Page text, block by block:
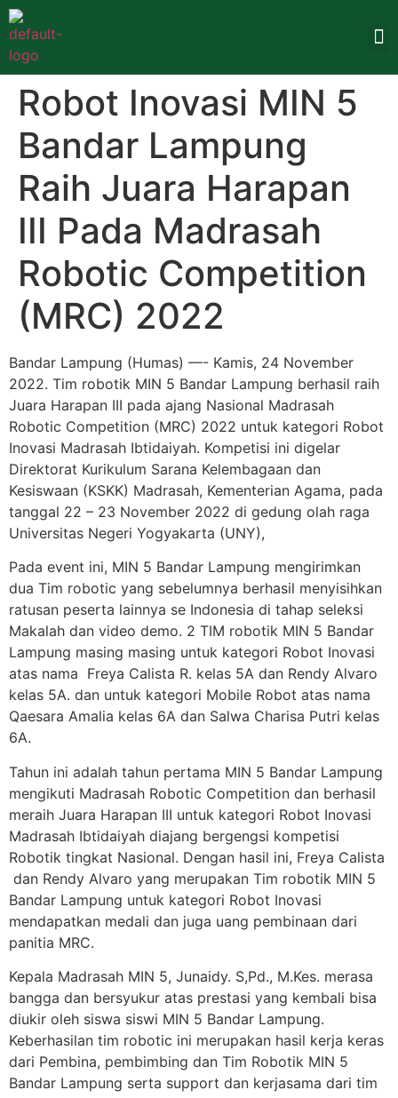
Robot Inovasi MIN 5
Bandar Lampung
Raih Juara Harapan
III Pada Madrasah
Robotic Competition
(MRC) 2022
Bandar Lampung (Humas) —- Kamis, 24 November
2022. Tim robotik MIN 5 Bandar Lampung berhasil raih
Juara Harapan III pada ajang Nasional Madrasah
Robotic Competition (MRC) 2022 untuk kategori Robot
Inovasi Madrasah Ibtidaiyah. Kompetisi ini digelar
Direktorat Kurikulum Sarana Kelembagaan dan
Kesiswaan (KSKK) Madrasah, Kementerian Agama, pada
tanggal 22 – 23 November 2022 di gedung olah raga
Universitas Negeri Yogyakarta (UNY),
Pada event ini, MIN 5 Bandar Lampung mengirimkan
dua Tim robotic yang sebelumnya berhasil menyisihkan
ratusan peserta lainnya se Indonesia di tahap seleksi
Makalah dan video demo. 2 TIM robotik MIN 5 Bandar
Lampung masing masing untuk kategori Robot Inovasi
atas nama Freya Calista R. kelas 5A dan Rendy Alvaro
kelas 5A. dan untuk kategori Mobile Robot atas nama
Qaesara Amalia kelas 6A dan Salwa Charisa Putri kelas
6A.
Tahun ini adalah tahun pertama MIN 5 Bandar Lampung
mengikuti Madrasah Robotic Competition dan berhasil
meraih Juara Harapan III untuk kategori Robot Inovasi
Madrasah Ibtidaiyah diajang bergengsi kompetisi
Robotik tingkat Nasional. Dengan hasil ini, Freya Calista
dan Rendy Alvaro yang merupakan Tim robotik MIN 5
Bandar Lampung untuk kategori Robot Inovasi
mendapatkan medali dan juga uang pembinaan dari
panitia MRC.
Kepala Madrasah MIN 5, Junaidy. S,Pd., M.Kes. merasa
bangga dan bersyukur atas prestasi yang kembali bisa
diukir oleh siswa siswi MIN 5 Bandar Lampung.
Keberhasilan tim robotic ini merupakan hasil kerja keras
dari Pembina, pembimbing dan Tim Robotik MIN 5
Bandar Lampung serta support dan kerjasama dari tim